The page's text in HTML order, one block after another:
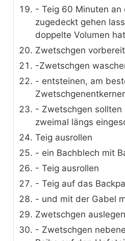
- Teig 60 Minuten an
zugedeckt gehen
doppelte Volumen hat
Zwetschgen
-Zwetschgen
- entsteinen, am
Zwetschgenentkerner
- Zwetschgen sollten
zweimal längs
Teig ausrollen
- ein Bachblech mit
- Teig ausrollen
- Teig auf das
- und mit der Gabel
Zwetschgen auslegen
- Zwetschgen